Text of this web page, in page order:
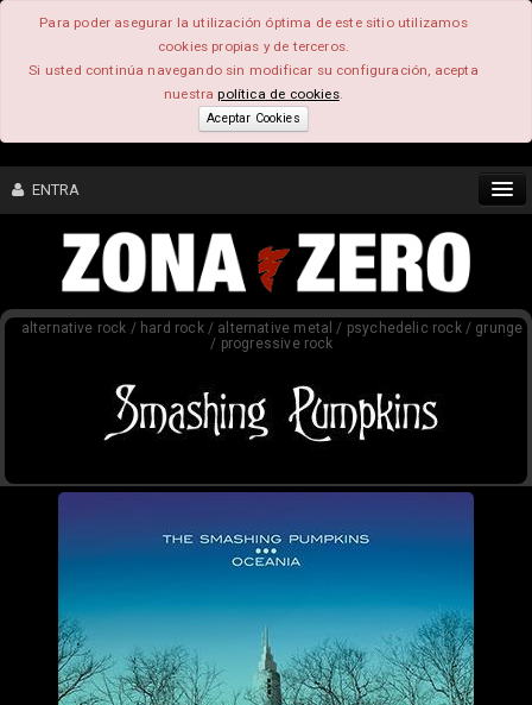
Para poder asegurar la utilización óptima de este sitio utilizamos
cookies propias y de terceros.
Si usted continúa navegando sin modificar su configuración, acepta
nuestrapolítica de cookies.
Aceptar Cookies
ENTRA
CONTENIDO
FEEEDBACK
alternative rock / hard rock / alternative metal / psychedelic rock / grunge
/ progressive rock